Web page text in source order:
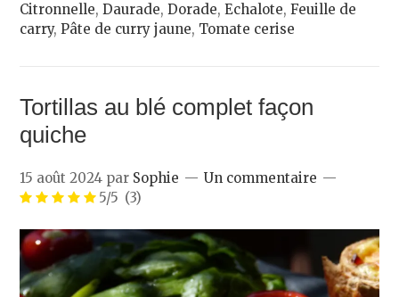
Citronnelle,Daurade,Dorade,Echalote,Feuille de
carry,Pâte de curry jaune, Tomate cerise
Tortillas au blé complet façon
quiche
15 août 2024 par Sophie
Un commentaire
5/5 (3)